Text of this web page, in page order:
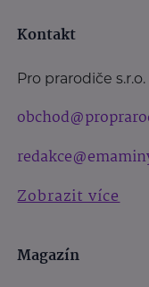
Kontakt
Pro prarodiče s.r.o.
Zobrazit více
Magazín